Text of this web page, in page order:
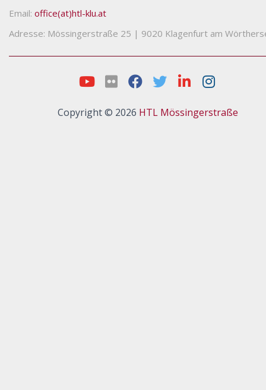
Email: office(at)htl-klu.at
Adresse: Mössingerstraße 25 | 9020 Klagenfurt am
Copyright © 2026 HTL Mössingerstraße